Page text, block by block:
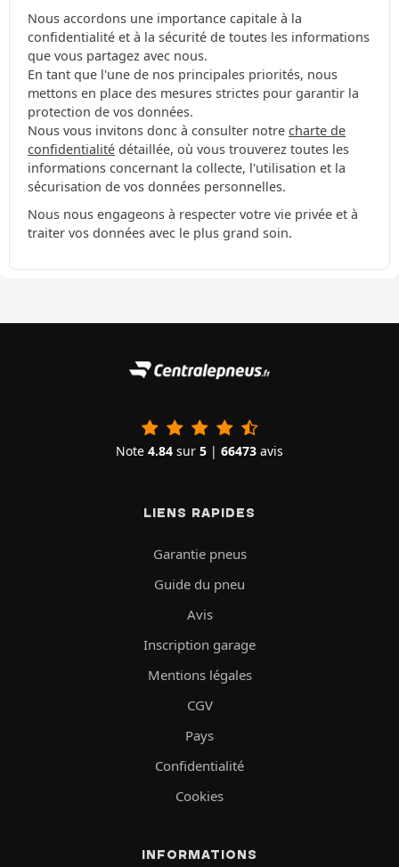
Nous accordons une importance capitale à la
confidentialité et à la sécurité de toutes les informations
que vous partagez avec nous.
En tant que l'une de nos principales priorités, nous
mettons en place des mesures strictes pour garantir la
protection de vos données.
Nous vous invitons donc à consulter notre charte de
confidentialité détaillée, où vous trouverez toutes les
informations concernant la collecte, l'utilisation et la
sécurisation de vos données personnelles.
Nous nous engageons à respecter votre vie privée et à
traiter vos données avec le plus grand soin.
Note 4.84 sur 5 | 66473 avis
LIENS RAPIDES
Garantie pneus
Guide du pneu
Avis
Inscription garage
Mentions légales
CGV
Pays
Confidentialité
Cookies
INFORMATIONS